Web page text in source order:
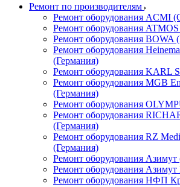
Ремонт по производителям
Ремонт оборудования
Ремонт оборудования
Ремонт оборудования BOWA
Ремонт оборудования
(Германия)
Ремонт оборудования KARL
Ремонт оборудования MGB
(Германия)
Ремонт оборудования
Ремонт оборудования
(Германия)
Ремонт оборудования RZ
(Германия)
Ремонт оборудования Азимут
Ремонт оборудования
Ремонт оборудования НФП